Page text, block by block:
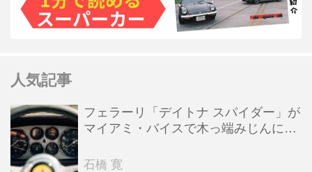
人気記事
フェラーリ「デイトナ スパイダー」が
マイアミ・バイスで木っ端みじんにな
石橋 寛